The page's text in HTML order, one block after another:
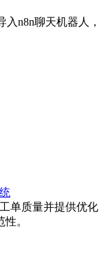
n8n聊天机器人，
单质量并提供优化
。